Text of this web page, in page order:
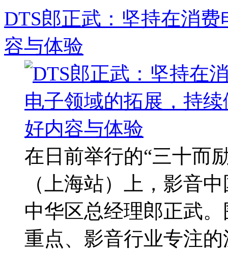
DTS郎正武：坚持在消
容与体验
在日前举行的“三十而
（上海站）上，影音
中华区总经理郎正武
重点、影音行业专注